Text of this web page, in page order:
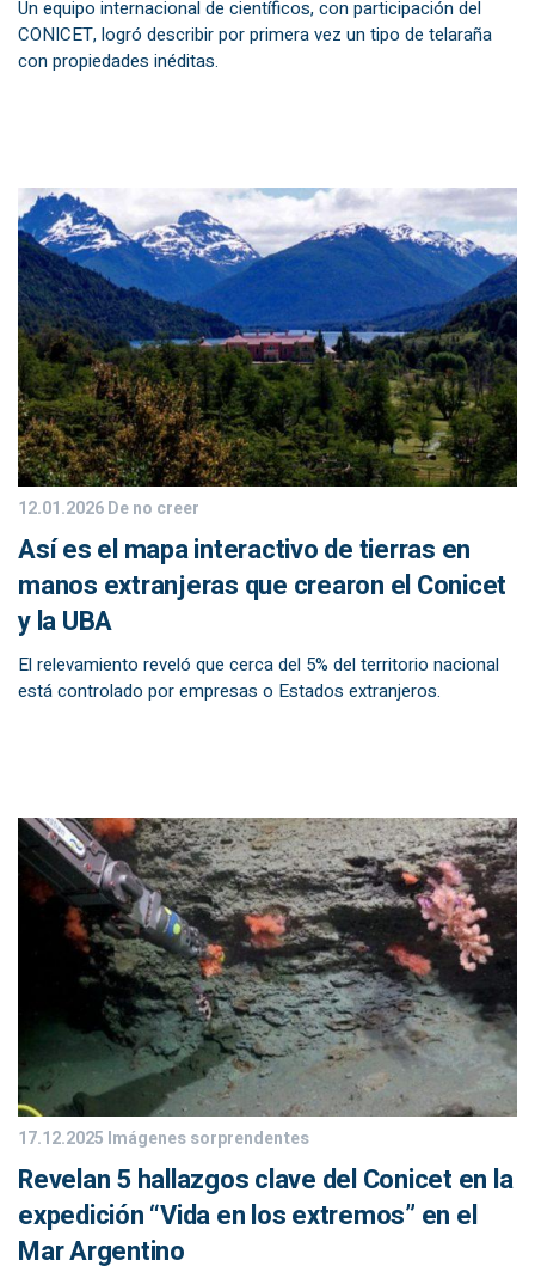
Un equipo internacional de científicos, con participación del
CONICET, logró describir por primera vez un tipo de telaraña
con propiedades inéditas.
12.01.2026De no creer
Así es el mapa interactivo de tierras en
manos extranjeras que crearon el Conicet
y la UBA
El relevamiento reveló que cerca del 5% del territorio nacional
está controlado por empresas o Estados extranjeros.
17.12.2025 Imágenes sorprendentes
Revelan 5 hallazgos clave del Conicet en la
expedición “Vida en los extremos” en el
Mar Argentino